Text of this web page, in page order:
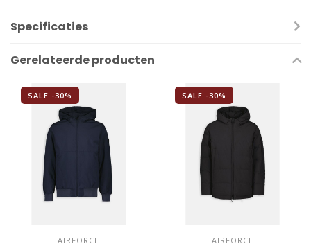
Specificaties
Gerelateerde producten
SALE -30%
AIRFORCE
SALE -30%
AIRFORCE